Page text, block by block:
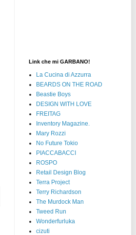
Link che mi GARBANO!
La Cucina di Azzurra
BEARDS ON THE ROAD
Beastie Boys
DESIGN WITH LOVE
FREITAG
Inventory Magazine.
Mary Rozzi
No Future Tokio
PIACCABACCI
ROSPO
Retail Design Blog
Terra Project
Terry Richardson
The Murdock Man
Tweed Run
Wonderfurluka
cizuti